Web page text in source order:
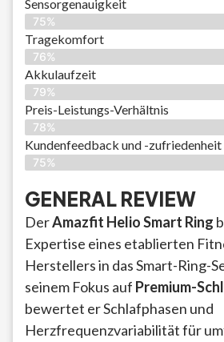
Sensorgenauigkeit
75%
Tragekomfort
76%
Akkulaufzeit
79%
Preis-Leistungs-Verhältnis
78%
Kundenfeedback und -zufriedenheit
75%
GENERAL REVIEW
DerAmazfit Helio Smart Ring
Expertise eines etablierten
Herstellers in das Smart-Ring-
seinem Fokus auf Premium-
bewertet er Schlafphasen und
Herzfrequenzvariabilität für